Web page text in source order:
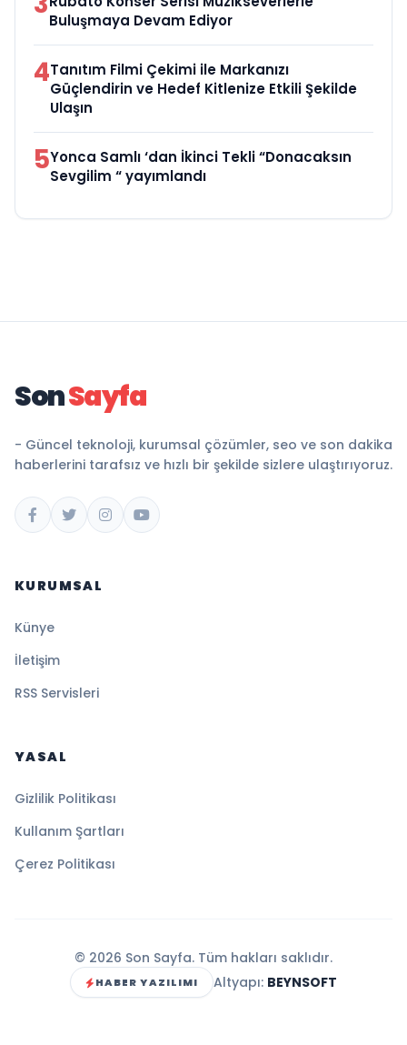
Buluşmaya Devam Ediyor
4Tanıtım Filmi Çekimi ile Markanızı
Güçlendirin ve Hedef Kitlenize Etkili Şekilde
Ulaşın
5Yonca Samlı ‘dan İkinci Tekli “Donacaksın
Sevgilim “ yayımlandı
SonSayfa
- Güncel teknoloji, kurumsal çözümler, seo ve son dakika
haberlerini tarafsız ve hızlı bir şekilde sizlere ulaştırıyoruz.
KURUMSAL
Künye
İletişim
RSS Servisleri
YASAL
Gizlilik Politikası
Kullanım Şartları
Çerez Politikası
© 2026 Son Sayfa. Tüm hakları saklıdır.
HABER YAZILIMI Altyapı: BEYNSOFT